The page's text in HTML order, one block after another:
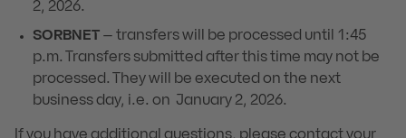
2, 2026.
SORBNET – transfers will be processed until 1:45
p.m. Transfers submitted after this time may not be
processed. They will be executed on the next
business day, i.e. on January 2, 2026.
If you have additional questions, please contact your